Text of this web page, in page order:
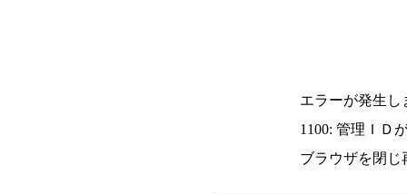
エラーが発生し
1100: 管理ＩＤ
ブラウザを閉じ